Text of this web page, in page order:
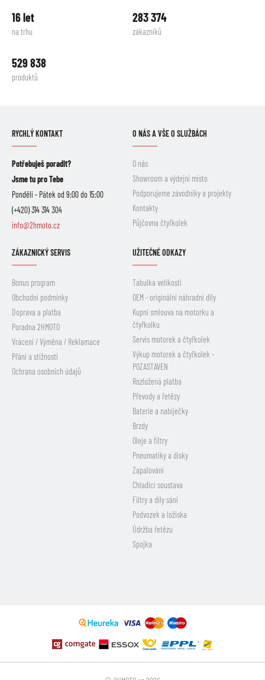
16 let
na trhu
283 374
zákazníků
529 838
produktů
RYCHLÝ KONTAKT
Potřebuješ poradit?
Jsme tu pro Tebe
Pondělí - Pátek od 9:00 do 15:00
(+420) 314 314 304
info@2hmoto.cz
O NÁS A VŠE O SLUŽBÁCH
O nás
Showroom a výdejní místo
Podporujeme závodníky a projekty
Kontakty
Půjčovna čtyřkolek
ZÁKAZNICKÝ SERVIS
Bonus program
Obchodní podmínky
Doprava a platba
Poradna 2HMOTO
Vrácení / Výměna / Reklamace
Přání a stížnosti
Ochrana osobních údajů
UŽITEČNÉ ODKAZY
Tabulka velikostí
OEM - originální náhradní díly
Kupní smlouva na motorku a
čtyřkolku
Servis motorek a čtyřkolek
Výkup motorek a čtyřkolek -
POZASTAVEN
Rozložená platba
Převody a řetězy
Baterie a nabíječky
Brzdy
Oleje a filtry
Pneumatiky a disky
Zapalování
Chladicí soustava
Filtry a díly sání
Podvozek a ložiska
Údržba řetězu
Spojka